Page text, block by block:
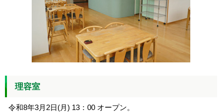
理容室
令和8年3月2日(月) 13：00 オープン。